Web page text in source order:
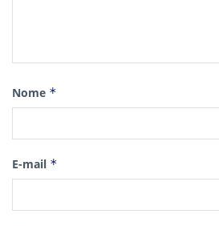
Nome *
E-mail *